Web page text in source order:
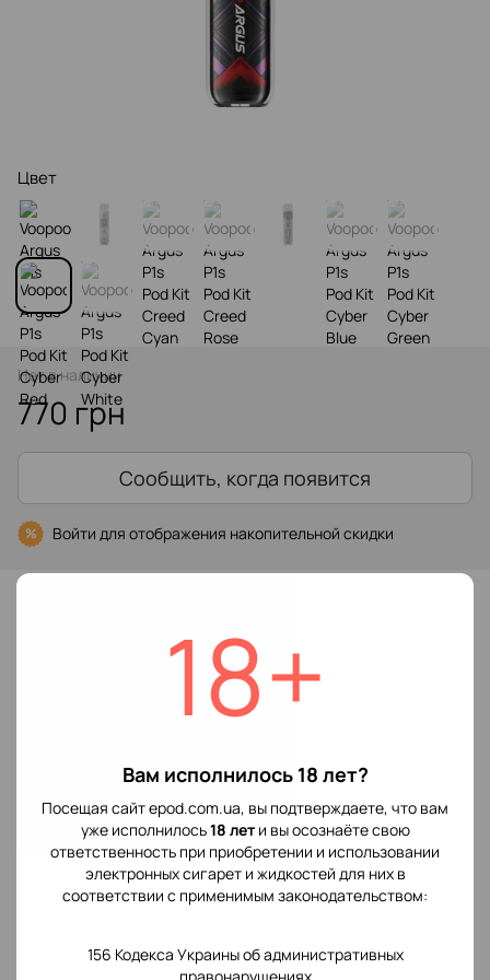
18+
Вам исполнилось 18 лет?
Посещая сайт epod.com.ua, вы подтверждаете, что вам
уже исполнилось18 лети вы осознаёте свою
ответственность при приобретении и использовании
электронных сигарет и жидкостей для них в
соответствии с применимым законодательством:
156 Кодекса Украины об административных
правонарушениях
Цвет
Нет в наличии
770 грн
Сообщить, когда появится
% Войти для отображения накопительной скидки
Voopoo
Добавьте первый отзыв